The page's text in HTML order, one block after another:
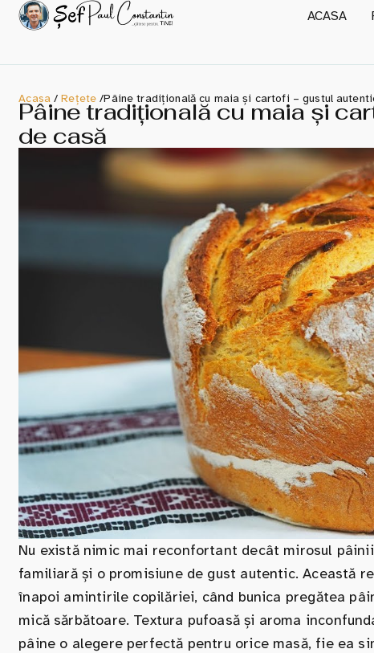
ACASA
Acasa/Rețete /Pâine tradițională cu maia și cartofi – gustul
Pâine tradițională cu maia și
de casă
Nu există nimic mai reconfortant decât mirosul
familiară și o promisiune de gust autentic. Această
înapoi amintirile copilăriei, când bunica pregătea
mică sărbătoare. Textura pufoasă și aroma
pâine o alegere perfectă pentru orice masă, fie ea